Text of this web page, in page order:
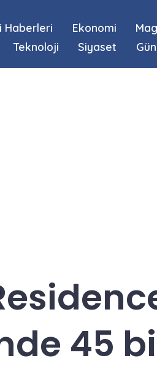
Haberleri Ekonomi
Teknoloji
Siyaset
45